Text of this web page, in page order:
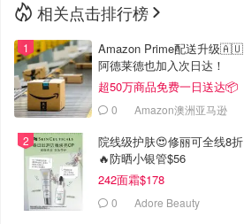
相关点击排行榜
Amazon Prime配送升级🇦🇺
阿德莱德也加入次日达！
超50万商品免费一日送达📦
0 Amazon澳洲亚马逊
院线级护肤😍修丽可全线8折
🔥防晒小银管$56
242面霜$178
0 Adore Beauty